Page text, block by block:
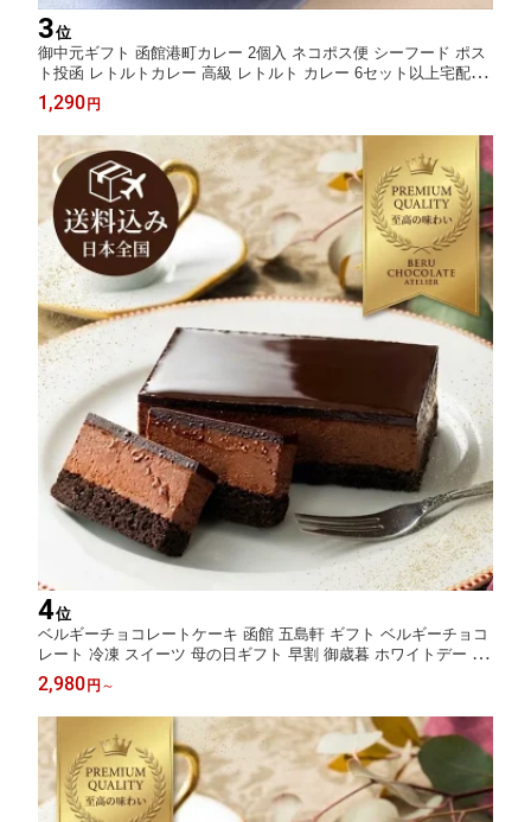
3位
御中元ギフト 函館港町カレー 2個入 ネコポス便 シーフード ポス
ト投函 レトルトカレー 高級 レトルト カレー 6セット以上宅配便
製造工場直送 五島軒 公式
1,290 円
4位
ベルギーチョコレートケーキ 函館 五島軒 ギフト ベルギーチョコ
レート 冷凍 スイーツ 母の日ギフト 早割 御歳暮 ホワイトデー お
返し 誕生日 送料込 父の日 早割 五島軒 公式
2,980 円 ～